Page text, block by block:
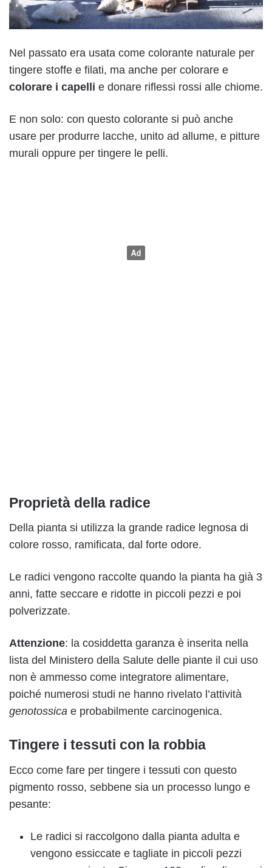
Nel passato era usata come colorante naturale per
tingere stoffe e filati, ma anche per colorare e
colorare i capelli e donare riflessi rossi alle chiome.
E non solo: con questo colorante si può anche
usare per produrre lacche, unito ad allume, e pitture
murali oppure per tingere le pelli.
Proprietà della radice
Della pianta si utilizza la grande radice legnosa di
colore rosso, ramificata, dal forte odore.
Le radici vengono raccolte quando la pianta ha già 3
anni, fatte seccare e ridotte in piccoli pezzi e poi
polverizzate.
Attenzione: la cosiddetta garanza è inserita nella
lista del Ministero della Salute delle piante il cui uso
non è ammesso come integratore alimentare,
poiché numerosi studi ne hanno rivelato l’attività
genotossica e probabilmente carcinogenica.
Tingere i tessuti con la robbia
Ecco come fare per tingere i tessuti con questo
pigmento rosso, sebbene sia un processo lungo e
pesante:
Le radici si raccolgono dalla pianta adulta e
vengono essiccate e tagliate in piccoli pezzi